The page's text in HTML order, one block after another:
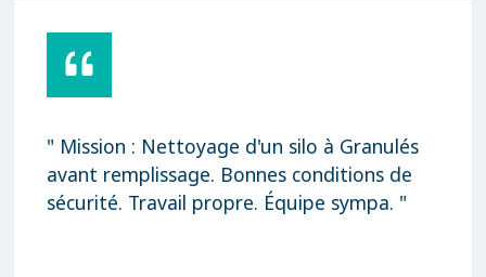
" Mission : Nettoyage d'un silo à Granulés
avant remplissage. Bonnes conditions de
sécurité. Travail propre. Équipe sympa. "